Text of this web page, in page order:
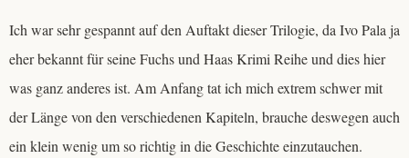
Ich war sehr gespannt auf den Auftakt dieser Trilogie, da Ivo Pala ja
eher bekannt für seine Fuchs und Haas Krimi Reihe und dies hier
was ganz anderes ist. Am Anfang tat ich mich extrem schwer mit
der Länge von den verschiedenen Kapiteln, brauche deswegen auch
ein klein wenig um so richtig in die Geschichte einzutauchen.